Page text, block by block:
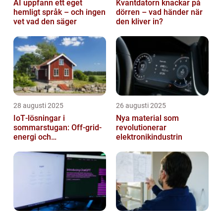
AI uppfann ett eget
hemligt språk – och ingen
vet vad den säger
Kvantdatorn knackar på
dörren – vad händer när
den kliver in?
28 augusti 2025
IoT‑lösningar i
sommarstugan: Off‑grid-
energi och
26 augusti 2025
Nya material som
revolutionerar
elektronikindustrin